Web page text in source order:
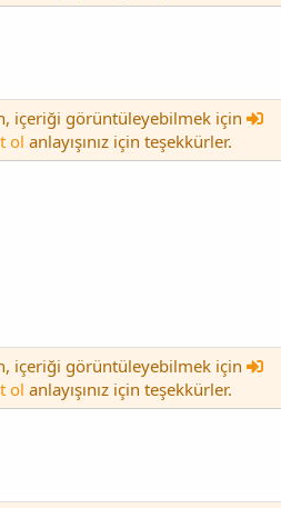
içeriği görüntüleyebilmek için
ol anlayışınız için teşekkürler.
içeriği görüntüleyebilmek için
ol anlayışınız için teşekkürler.